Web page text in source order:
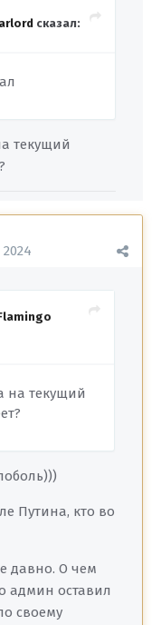
сказал:
текущий
на текущий
Путина, кто во
давно. О чем
админ оставил
своему